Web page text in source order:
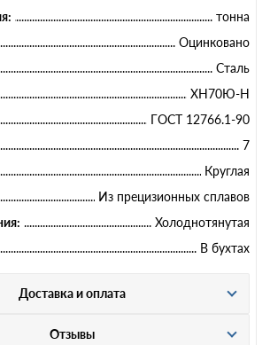
тонна
Оцинковано
Сталь
ХН70Ю-Н
ГОСТ 12766.1-90
7
Круглая
Из прецизионных сплавов
Холоднотянутая
В бухтах
Доставка и оплата
Отзывы